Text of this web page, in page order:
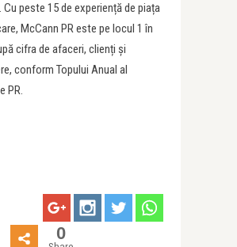
peste 15 de experiență de piața
McCann PR este pe locul 1 în
cifra de afaceri, clienți și
conform Topului Anual al
PR.
0